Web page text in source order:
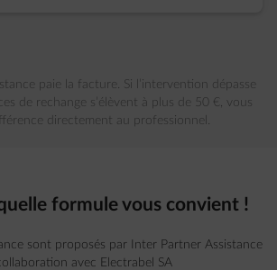
paie la facture. Si l’intervention dépasse
de rechange s’élèvent à plus de 50 €, vous
directement au professionnel.
formule vous convient !
sont proposés par Inter Partner Assistance
avec Electrabel SA